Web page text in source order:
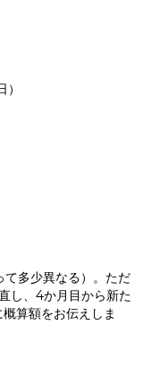
多少異なる）。ただ
し、4か月目から新た
算額をお伝えしま